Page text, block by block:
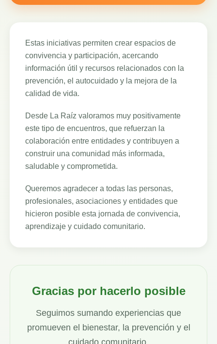
Estas iniciativas permiten crear espacios de
convivencia y participación, acercando
información útil y recursos relacionados con la
prevención, el autocuidado y la mejora de la
calidad de vida.
Desde La Raíz valoramos muy positivamente
este tipo de encuentros, que refuerzan la
colaboración entre entidades y contribuyen a
construir una comunidad más informada,
saludable y comprometida.
Queremos agradecer a todas las personas,
profesionales, asociaciones y entidades que
hicieron posible esta jornada de convivencia,
aprendizaje y cuidado comunitario.
Gracias por hacerlo posible
Seguimos sumando experiencias que
promueven el bienestar, la prevención y el
cuidado comunitario.